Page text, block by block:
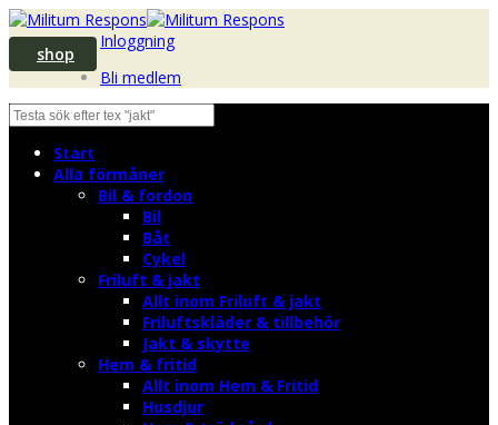
shop
Inloggning
Bli medlem
Start
Alla förmåner
Bil & fordon
Bil
Båt
Cykel
Friluft & jakt
Allt inom Friluft & jakt
Friluftskläder & tillbehör
Jakt & skytte
Hem & fritid
Allt inom Hem & Fritid
Husdjur